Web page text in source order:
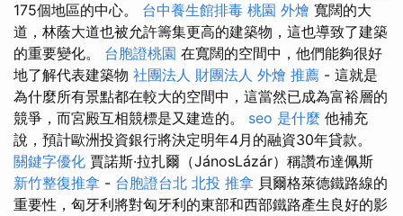
175個地區的中心。 台中養生館排毒 桃園 外燴 寬闊的大
道，林蔭大道也被允許籌集更高的建築物，這也導致了建築
的重要變化。 台胞證桃園 在寬闊的空間中，他們能夠很好
地了解代表建築物 社團法人 財團法人 外燴 推薦 - 這就是
為什麼所有景點都在較大的空間中，這當然已成為富裕層的
競爭，而宮殿互相競標是又建造的。 seo 是什麼 他補充
說，預計歐洲投資銀行將決定明年4月的融資30年貸款。
關鍵字優化 賈諾斯·拉扎爾（JánosLázár）稱讚布達佩斯
新竹整復推拿 - 台胞證台北 北投 推拿 貝爾格萊德鐵路線的
重要性，匈牙利將對匈牙利的東部和西部鐵路產生良好的影